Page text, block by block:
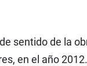
sentido de la
en el año